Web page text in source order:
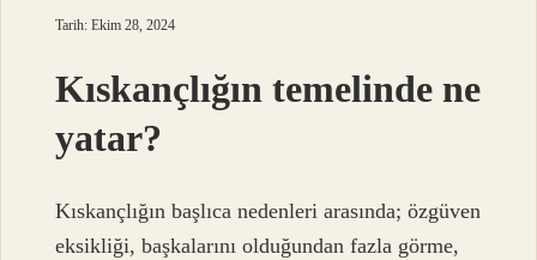
Tarih: Ekim 28, 2024
Kıskançlığın temelinde ne
yatar?
Kıskançlığın başlıca nedenleri arasında; özgüven
eksikliği, başkalarını olduğundan fazla görme,